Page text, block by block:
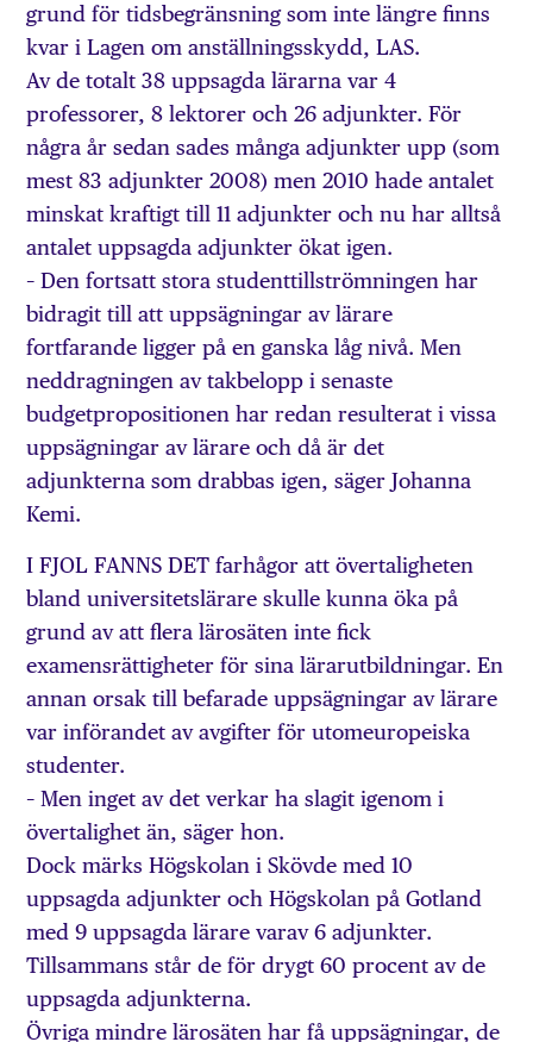
grund för tidsbegränsning som inte längre finns
kvar i Lagen om anställningsskydd, LAS.
Av de totalt 38 uppsagda lärarna var 4
professorer, 8 lektorer och 26 adjunkter. För
några år sedan sades många adjunkter upp (som
mest 83 adjunkter 2008) men 2010 hade antalet
minskat kraftigt till 11 adjunkter och nu har alltså
antalet uppsagda adjunkter ökat igen.
– Den fortsatt stora studenttillströmningen har
bidragit till att uppsägningar av lärare
fortfarande ligger på en ganska låg nivå. Men
neddragningen av takbelopp i senaste
budgetpropositionen har redan resulterat i vissa
uppsägningar av lärare och då är det
adjunkterna som drabbas igen, säger Johanna
Kemi.
I FJOL FANNS DET farhågor att övertaligheten
bland universitetslärare skulle kunna öka på
grund av att flera lärosäten inte fick
examensrättigheter för sina lärarutbildningar. En
annan orsak till befarade uppsägningar av lärare
var införandet av avgifter för utomeuropeiska
studenter.
– Men inget av det verkar ha slagit igenom i
övertalighet än, säger hon.
Dock märks Högskolan i Skövde med 10
uppsagda adjunkter och Högskolan på Gotland
med 9 uppsagda lärare varav 6 adjunkter.
Tillsammans står de för drygt 60 procent av de
uppsagda adjunkterna.
Övriga mindre lärosäten har få uppsägningar, de